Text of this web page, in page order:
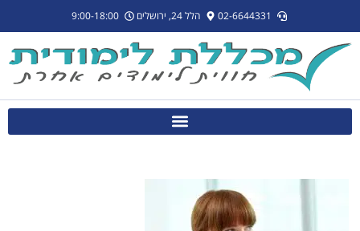
02-6644331 הלל 24, ירושלים 9:00-18:00